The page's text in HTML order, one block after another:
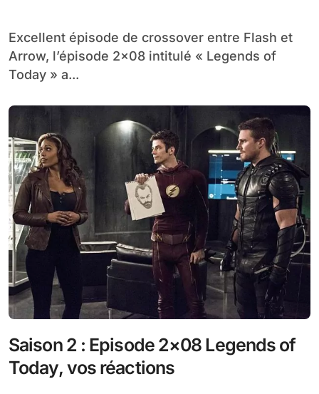
Excellent épisode de crossover entre Flash et
Arrow, l’épisode 2×08 intitulé « Legends of
Today » a...
Saison 2 : Episode 2×08 Legends of
Today, vos réactions